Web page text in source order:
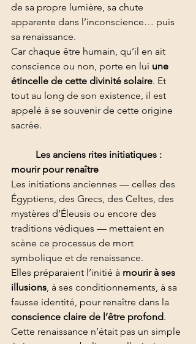
de sa propre lumière, sa chute
apparente dans l’inconscience… puis
sa renaissance.
Car chaque être humain, qu’il en ait
conscience ou non, porte en lui une
étincelle de cette divinité solaire. Et
tout au long de son existence, il est
appelé à se souvenir de cette origine
sacrée.
Les anciens rites initiatiques :
mourir pour renaître
Les initiations anciennes — celles des
Égyptiens, des Grecs, des Celtes, des
mystères d’Éleusis ou encore des
traditions védiques — mettaient en
scène ce processus de mort
symbolique et de renaissance.
Elles préparaient l’initié à mourir à ses
illusions , à ses conditionnements, à sa
fausse identité, pour renaître dans la
conscience claire de l’être profond.
Cette renaissance n’était pas un simple